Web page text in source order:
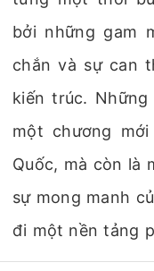
bởi những gam
chắn và sự can
kiến trúc.
một chương
Quốc, mà còn là
sự mong manh
đi một nền tảng